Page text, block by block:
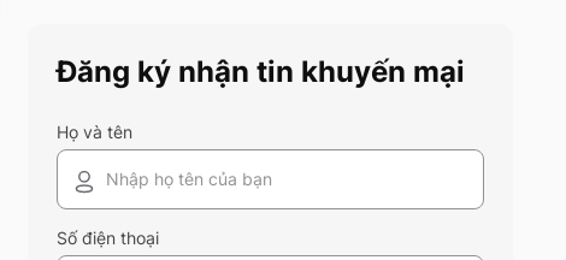
Đăng ký nhận tin khuyến mại
Họ và tên
Số điện thoại